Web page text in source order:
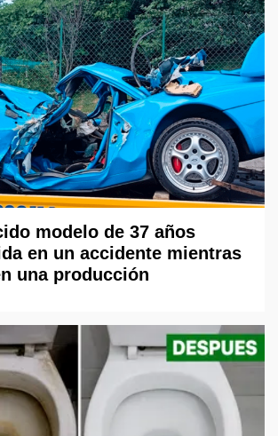
modelo de 37 años
en un accidente mientras
una producción